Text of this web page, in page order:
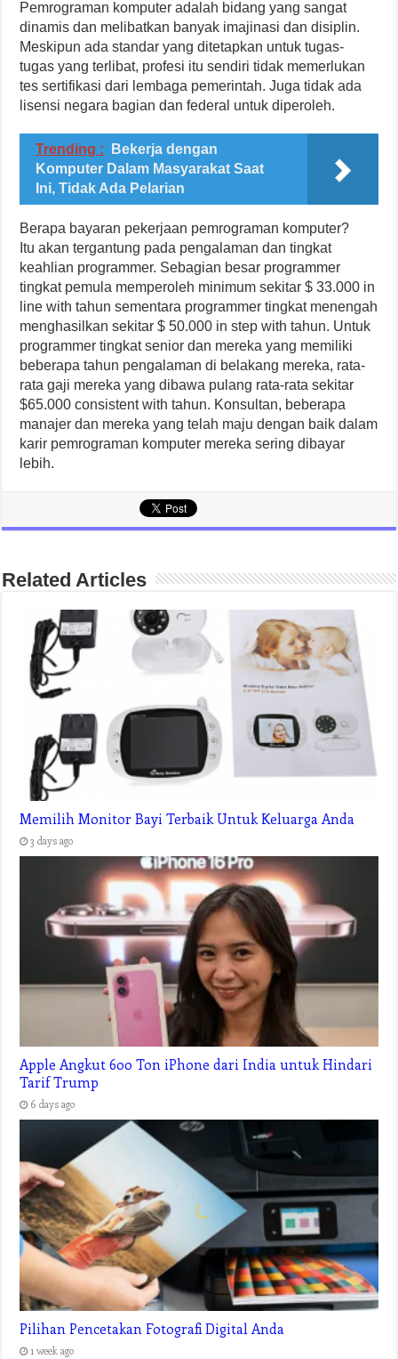
Pemrograman komputer adalah bidang yang sangat
dinamis dan melibatkan banyak imajinasi dan disiplin.
Meskipun ada standar yang ditetapkan untuk tugas-
tugas yang terlibat, profesi itu sendiri tidak memerlukan
tes sertifikasi dari lembaga pemerintah. Juga tidak ada
lisensi negara bagian dan federal untuk diperoleh.
Trending :
Bekerja dengan
Komputer Dalam Masyarakat Saat
Ini, Tidak Ada Pelarian
Berapa bayaran pekerjaan pemrograman komputer?
Itu akan tergantung pada pengalaman dan tingkat
keahlian programmer. Sebagian besar programmer
tingkat pemula memperoleh minimum sekitar $ 33.000 in
line with tahun sementara programmer tingkat menengah
menghasilkan sekitar $ 50.000 in step with tahun. Untuk
programmer tingkat senior dan mereka yang memiliki
beberapa tahun pengalaman di belakang mereka, rata-
rata gaji mereka yang dibawa pulang rata-rata sekitar
$65.000 consistent with tahun. Konsultan, beberapa
manajer dan mereka yang telah maju dengan baik dalam
karir pemrograman komputer mereka sering dibayar
lebih.
Related Articles
Memilih Monitor Bayi Terbaik Untuk Keluarga Anda
3 days ago
Apple Angkut 600 Ton iPhone dari India untuk Hindari
Tarif Trump
6 days ago
Pilihan Pencetakan Fotografi Digital Anda
1 week ago